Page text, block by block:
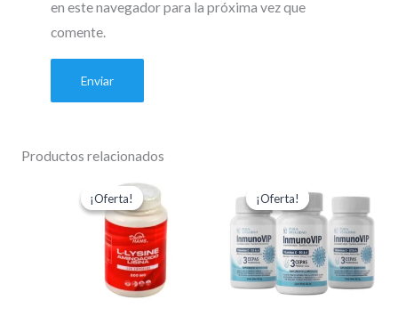
en este navegador para la próxima vez que
comente.
Productos relacionados
¡Oferta!
¡Oferta! precio
original
era:
$35.000.
¡Oferta!
¡Oferta!
precio
original
era:
$64.800.
es:
$61.560.